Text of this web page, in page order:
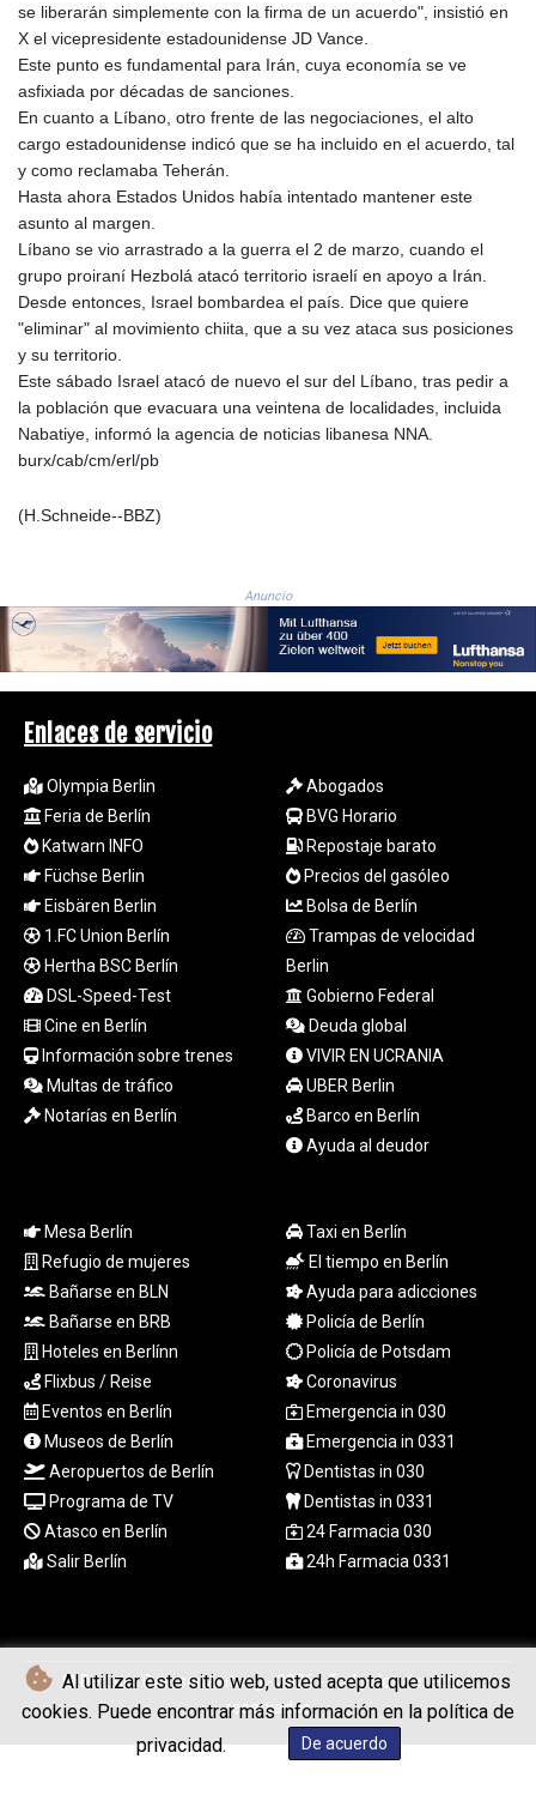
Al utilizar este sitio web, usted acepta que utilicemos
cookies. Puede encontrar más información en la política de
privacidad.
De acuerdo
QAR 4.215887
RSD 117.358631
SDG 693.483603
THB 38.159872
TJS 10.643495
TMT 4.041992
TZS
3055.166026
UAH 51.602087
UGX
4300.926733
UYU 46.366868
UZS
13708.204675
VES 871.004473
VND
30288.376519
VUV 137.825311
WST 3.151849
XAF 655.468764
XCD 3.121053
XCG 2.078224
XDR 0.815196
XOF 655.474435
XPF 119.331742
YER 273.556256
ZMK
10395.078432
ZMW 22.01327
ZWL 371.86277
AED 4.241201
AED 4.241201
1060.156793
ARS
1727.958172
AUD 1.63908
se liberarán simplemente con la firma de un acuerdo", insistió en
X el vicepresidente estadounidense JD Vance.
Este punto es fundamental para Irán, cuya economía se ve
asfixiada por décadas de sanciones.
En cuanto a Líbano, otro frente de las negociaciones, el alto
cargo estadounidense indicó que se ha incluido en el acuerdo, tal
y como reclamaba Teherán.
Hasta ahora Estados Unidos había intentado mantener este
asunto al margen.
Líbano se vio arrastrado a la guerra el 2 de marzo, cuando el
grupo proiraní Hezbolá atacó territorio israelí en apoyo a Irán.
Desde entonces, Israel bombardea el país. Dice que quiere
"eliminar" al movimiento chiita, que a su vez ataca sus posiciones
y su territorio.
Este sábado Israel atacó de nuevo el sur del Líbano, tras pedir a
la población que evacuara una veintena de localidades, incluida
Nabatiye, informó la agencia de noticias libanesa NNA.
burx/cab/cm/erl/pb
(H.Schneide--BBZ)
Anuncio
Enlaces de servicio
Olympia Berlin
Feria de Berlín
Katwarn INFO
Füchse Berlin
Eisbären Berlin
1.FC Union Berlín
Hertha BSC Berlín
DSL-Speed-Test
Cine en Berlín
Información sobre trenes
Multas de tráfico
Notarías en Berlín
Abogados
BVG Horario
Repostaje barato
Precios del gasóleo
Bolsa de Berlín
Trampas de velocidad
Berlin
Gobierno Federal
Deuda global
VIVIR EN UCRANIA
UBER Berlin
Barco en Berlín
Ayuda al deudor
Mesa Berlín
Refugio de mujeres
Bañarse en BLN
Bañarse en BRB
Hoteles en Berlínn
Flixbus / Reise
Eventos en Berlín
Museos de Berlín
Aeropuertos de Berlín
Programa de TV
Atasco en Berlín
Salir Berlín
Taxi en Berlín
El tiempo en Berlín
Ayuda para adicciones
Policía de Berlín
Policía de Potsdam
Coronavirus
Emergencia in 030
Emergencia in 0331
Dentistas in 030
Dentistas in 0331
24 Farmacia 030
24h Farmacia 0331
© Berliner Boersenzeitung - 2026 - Todos los derechos
reservados